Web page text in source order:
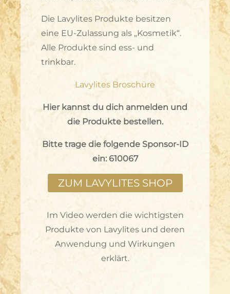
Die Lavylites Produkte besitzen
eine EU-Zulassung als „Kosmetik“.
Alle Produkte sind ess- und
trinkbar.
Lavylites Broschüre
Hier kannst du dich anmelden und
die Produkte bestellen.
Bitte trage die folgende Sponsor-ID
ein: 610067
ZUM LAVYLITES SHOP
Im Video werden die wichtigsten
Produkte von Lavylites und deren
Anwendung und Wirkungen
erklärt.